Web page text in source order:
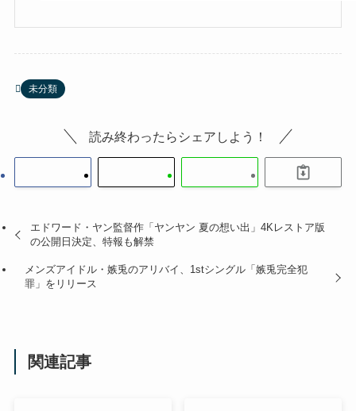
未分類
読み終わったらシェアしよう！
エドワード・ヤン監督作「ヤンヤン 夏の想い出」4Kレストア版
の公開日決定、特報も解禁
メンズアイドル・嫉兎のアリバイ、1stシングル「嫉兎完全犯
罪」をリリース
関連記事